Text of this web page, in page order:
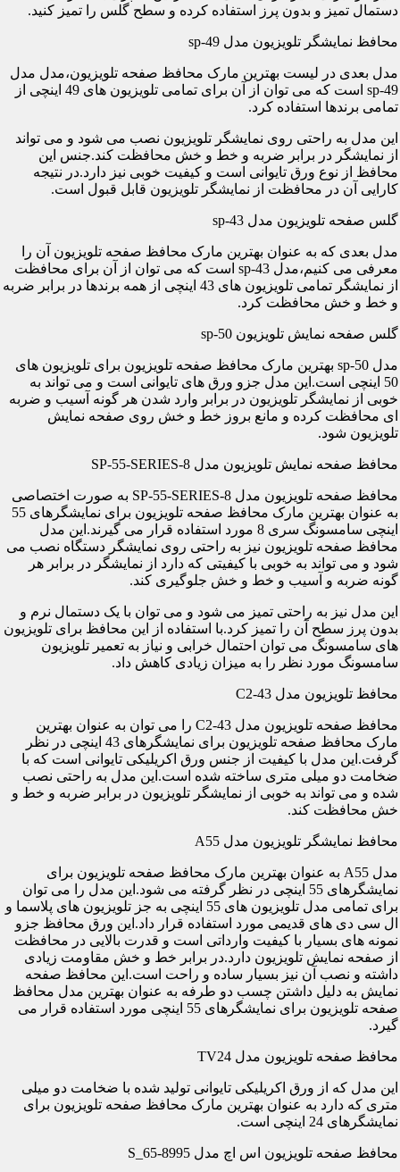
دستمال تمیز و بدون پرز استفاده کرده و سطح گلس را تمیز کنید.
محافظ نمایشگر تلویزیون مدل sp-49
مدل بعدی در لیست بهترین مارک محافظ صفحه تلویزیون،مدل مدل
sp-49 است که می توان از آن برای تمامی تلویزیون های 49 اینچی از
تمامی برندها استفاده کرد.
این مدل به راحتی روی نمایشگر تلویزیون نصب می شود و می تواند
از نمایشگر در برابر ضربه و خط و خش محافظت کند.جنس این
محافظ از نوع ورق تایوانی است و کیفیت خوبی نیز دارد.در نتیجه
کارایی آن در محافظت از نمایشگر تلویزیون قابل قبول است.
گلس صفحه تلویزیون مدل sp-43
مدل بعدی که به عنوان بهترین مارک محافظ صفحه تلویزیون آن را
معرفی می کنیم،مدل sp-43 است که می توان از آن برای محافظت
از نمایشگر تمامی تلویزیون های 43 اینچی از همه برندها در برابر ضربه
و خط و خش محافظت کرد.
گلس صفحه نمایش تلویزیون sp-50
مدل sp-50 بهترین مارک محافظ صفحه تلویزیون برای تلویزیون های
50 اینچی است.این مدل جزو ورق های تایوانی است و می تواند به
خوبی از نمایشگر تلویزیون در برابر وارد شدن هر گونه آسیب و ضربه
ای محافظت کرده و مانع بروز خط و خش روی صفحه نمایش
تلویزیون شود.
محافظ صفحه نمایش تلویزیون مدل SP-55-SERIES-8
محافظ صفحه تلویزیون مدل SP-55-SERIES-8 به صورت اختصاصی
به عنوان بهترین مارک محافظ صفحه تلویزیون برای نمایشگرهای 55
اینچی سامسونگ سری 8 مورد استفاده قرار می گیرند.این مدل
محافظ صفحه تلویزیون نیز به راحتی روی نمایشگر دستگاه نصب می
شود و می تواند به خوبی با کیفیتی که دارد از نمایشگر در برابر هر
گونه ضربه و آسیب و خط و خش جلوگیری کند.
این مدل نیز به راحتی تمیز می شود و می توان با یک دستمال نرم و
بدون پرز سطح آن را تمیز کرد.با استفاده از این محافظ برای تلویزیون
های سامسونگ می توان احتمال خرابی و نیاز به تعمیر تلویزیون
سامسونگ مورد نظر را به میزان زیادی کاهش داد.
محافظ تلویزیون مدل C2-43
محافظ صفحه تلویزیون مدل C2-43 را می توان به عنوان بهترین
مارک محافظ صفحه تلویزیون برای نمایشگرهای 43 اینچی در نظر
گرفت.این مدل با کیفیت از جنس ورق اکریلیکی تایوانی است که با
ضخامت دو میلی متری ساخته شده است.این مدل به راحتی نصب
شده و می تواند به خوبی از نمایشگر تلویزیون در برابر ضربه و خط و
خش محافظت کند.
محافظ نمایشگر تلویزیون مدل A55
مدل A55 به عنوان بهترین مارک محافظ صفحه تلویزیون برای
نمایشگرهای 55 اینچی در نظر گرفته می شود.این مدل را می توان
برای تمامی مدل تلویزیون های 55 اینچی به جز تلویزیون های پلاسما و
ال سی دی های قدیمی مورد استفاده قرار داد.این ورق محافظ جزو
نمونه های بسیار با کیفیت وارداتی است و قدرت بالایی در محافظت
از صفحه نمایش تلویزیون دارد.در برابر خط و خش مقاومت زیادی
داشته و نصب آن نیز بسیار ساده و راحت است.این محافظ صفحه
نمایش به دلیل داشتن چسب دو طرفه به عنوان بهترین مدل محافظ
صفحه تلویزیون برای نمایشگرهای 55 اینچی مورد استفاده قرار می
گیرد.
محافظ صفحه تلویزیون مدل TV24
این مدل که از ورق اکریلیکی تایوانی تولید شده با ضخامت دو میلی
متری که دارد به عنوان بهترین مارک محافظ صفحه تلویزیون برای
نمایشگرهای 24 اینچی است.
محافظ صفحه تلویزیون اس اچ مدل S_65-8995